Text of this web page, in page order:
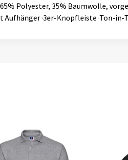
Polyester, 35% Baumwolle,
Aufhänger ·3er-Knopfleiste ·Ton-in-